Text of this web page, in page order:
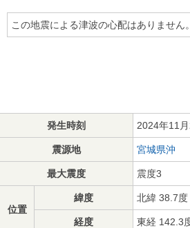
この地震による津波の心配はありません。
発生時刻 2024年11
震源地 宮城県沖
最大震度 震度3
位置
緯度 北緯 38.7度
経度 東経 142.3